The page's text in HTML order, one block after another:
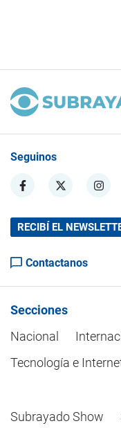
Seguinos
RECIBÍ EL
Contactanos
Secciones
Nacional
Tecnología e
Subrayado Show